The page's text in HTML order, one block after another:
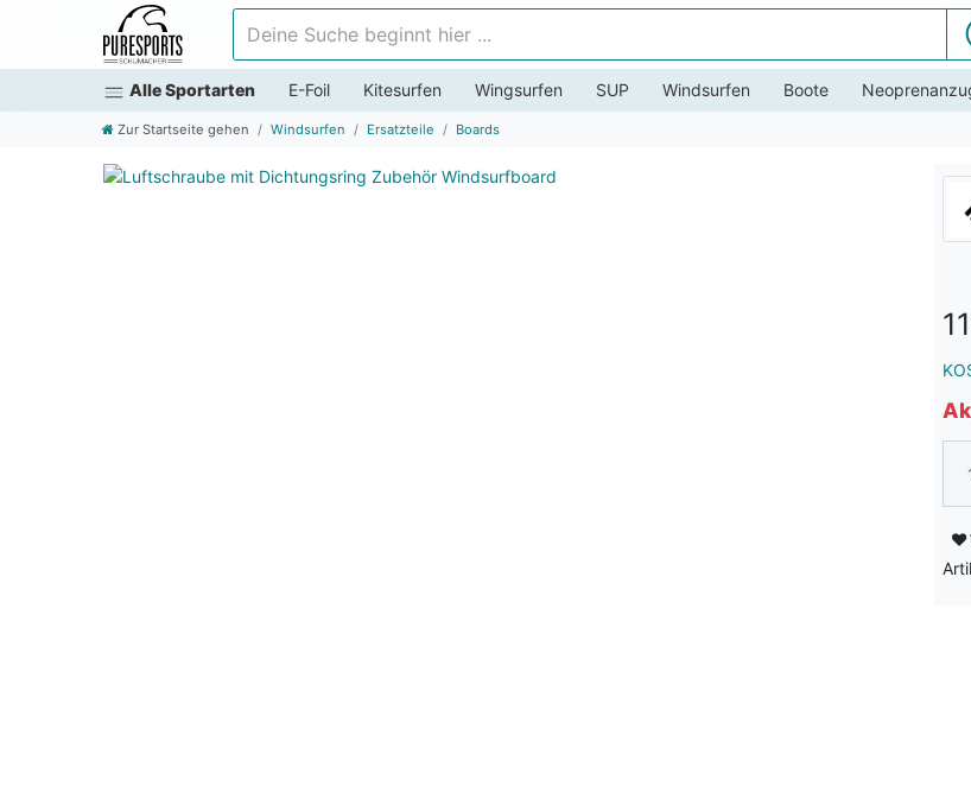
Alle Sportarten E-Foil Kitesurfen Wingsurfen SUP Windsurfen Boote
Zur Startseite gehen Windsurfen Ersatzteile Boards
11